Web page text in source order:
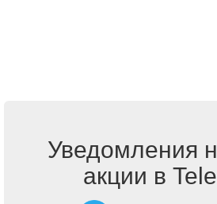
Уведомления
акции в